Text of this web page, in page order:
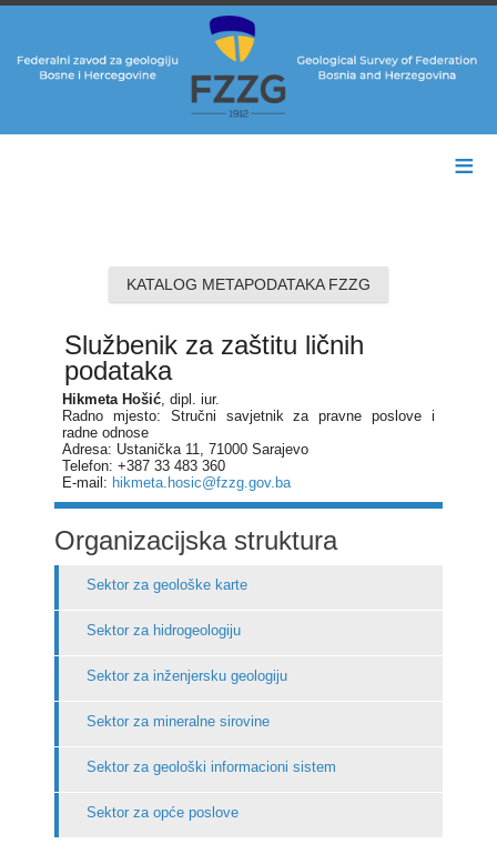
≡
KATALOG METAPODATAKA FZZG
Službenik za zaštitu ličnih
podataka
Hikmeta Hošić, dipl. iur.
Radno mjesto: Stručni savjetnik za pravne poslove i
radne odnose
Adresa: Ustanička 11, 71000 Sarajevo
Telefon: +387 33 483 360
E-mail: hikmeta.hosic@fzzg.gov.ba
Organizacijska struktura
Sektor za geološke karte
Sektor za hidrogeologiju
Sektor za inženjersku geologiju
Sektor za mineralne sirovine
Sektor za geološki informacioni sistem
Sektor za opće poslove